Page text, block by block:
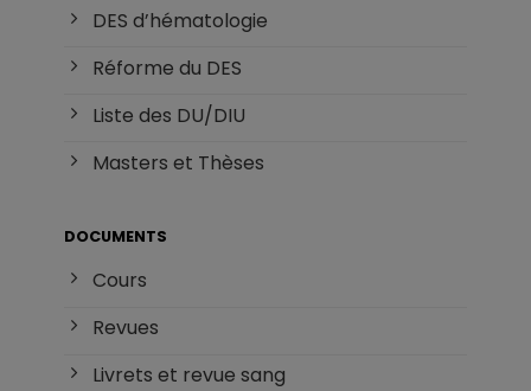
DES d’hématologie
Réforme du DES
Liste des DU/DIU
Masters et Thèses
DOCUMENTS
Cours
Revues
Livrets et revue sang